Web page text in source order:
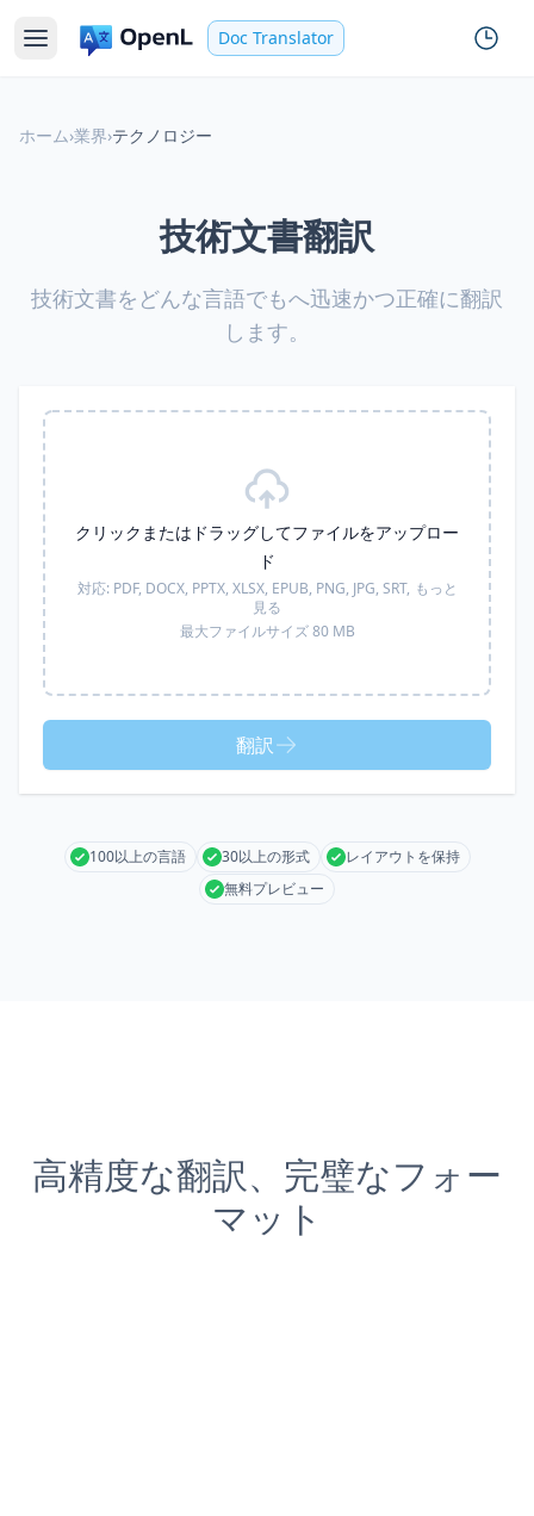
Doc Translator
ホーム›業界›テクノロジー
技術文書翻訳
技術文書をどんな言語でもへ迅速かつ正確に翻訳
します。
クリックまたはドラッグしてファイルをアップロー
ド
対応: PDF, DOCX, PPTX, XLSX, EPUB, PNG, JPG, SRT, もっと
見る
最大ファイルサイズ 80 MB
翻訳
100以上の言語 30以上の形式
レイアウトを保持
無料プレビュー
高精度な翻訳、完璧なフォー
マット